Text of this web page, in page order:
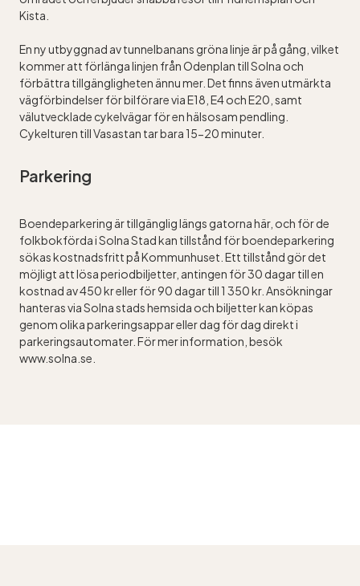
Kista.
En ny utbyggnad av tunnelbanans gröna linje är på gång, vilket
kommer att förlänga linjen från Odenplan till Solna och
förbättra tillgängligheten ännu mer. Det finns även utmärkta
vägförbindelser för bilförare via E18, E4 och E20, samt
välutvecklade cykelvägar för en hälsosam pendling.
Cykelturen till Vasastan tar bara 15-20 minuter.
Parkering
Boendeparkering är tillgänglig längs gatorna här, och för de
folkbokförda i Solna Stad kan tillstånd för boendeparkering
sökas kostnadsfritt på Kommunhuset. Ett tillstånd gör det
möjligt att lösa periodbiljetter, antingen för 30 dagar till en
kostnad av 450 kr eller för 90 dagar till 1 350 kr. Ansökningar
hanteras via Solna stads hemsida och biljetter kan köpas
genom olika parkeringsappar eller dag för dag direkt i
parkeringsautomater. För mer information, besök
www.solna.se.